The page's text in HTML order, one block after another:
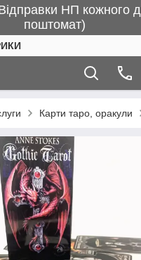
НП кожного
поштомат)
Карти таро, оракули